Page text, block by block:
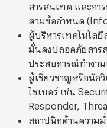
สารสนเทศ และกา
ตามข้อกำหนด
ผู้บริหารเทคโนโล
มั่นคงปลอดภัยสาร
ประสบการณ์ทำงา
ผู้เชี่ยวชาญหรือนัก
ไซเบอร์ เช่น
Responder,
สถาปนิกด้านความ